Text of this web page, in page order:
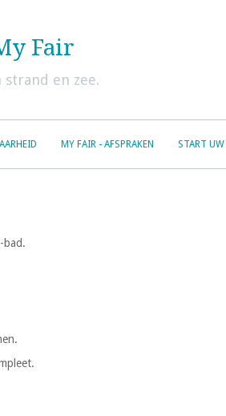
Fair
en zee.
MY FAIR - AFSPRAKEN START UW
bad.